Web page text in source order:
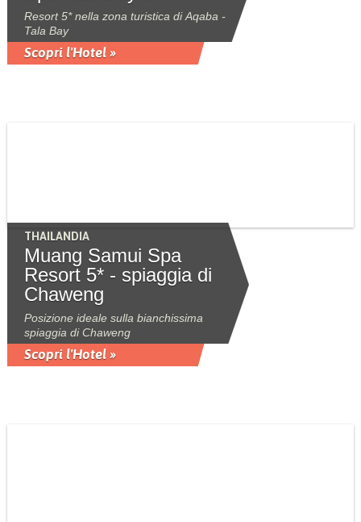
Resort 5* nella zona turistica di Aqaba -
Tala Bay
Scopri l'Hotel »
THAILANDIA
Muang Samui Spa
Resort 5* - spiaggia di
Chaweng
Posizione ideale sulla bianchissima
spiaggia di Chaweng
Scopri l'Hotel »